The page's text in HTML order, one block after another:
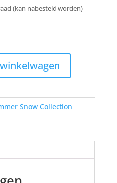
(kan nabesteld worden)
Snow Collection